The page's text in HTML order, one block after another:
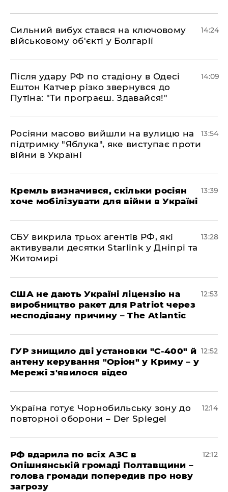
Сильний вибух стався на ключовому
військовому об'єкті у Болгарії
14:24
Після удару РФ по стадіону в Одесі
Ештон Катчер різко звернувся до
Путіна: "Ти програєш. Здавайся!"
14:09
Росіяни масово вийшли на вулицю на
підтримку "Яблука", яке виступає проти
війни в Україні
13:54
Кремль визначився, скільки росіян
хоче мобілізувати для війни в Україні
13:39
СБУ викрила трьох агентів РФ, які
активували десятки Starlink у Дніпрі та
Житомирі
13:28
США не дають Україні ліцензію на
виробництво ракет для Patriot через
несподівану причину – The Atlantic
12:53
ГУР знищило дві установки "С-400" й
антену керування "Оріон" у Криму – у
Мережі з'явилося відео
12:52
Україна готує Чорнобильську зону до
повторної оборони – Der Spiegel
12:14
РФ вдарила по всіх АЗС в
Опішнянській громаді Полтавщини –
голова громади попередив про нову
загрозу
12:12